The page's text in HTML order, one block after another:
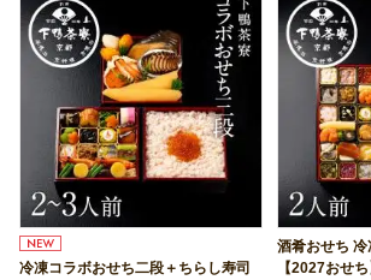
冷凍コラボおせち二段＋ちらし寿司
酒肴おせち
【2027おせ